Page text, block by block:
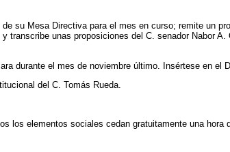
su Mesa Directiva para el mes en curso; remite un
unas proposiciones del C. senador Nabor
durante el mes de noviembre último. Insértese en el
del C. Tomás Rueda.
los elementos sociales cedan gratuitamente una